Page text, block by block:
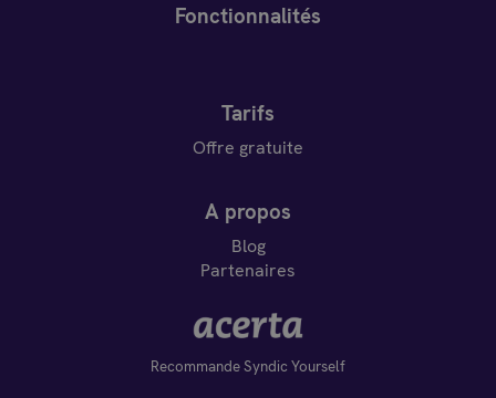
Fonctionnalités
Tarifs
Offre gratuite
A propos
Blog
Partenaires
Recommande Syndic Yourself